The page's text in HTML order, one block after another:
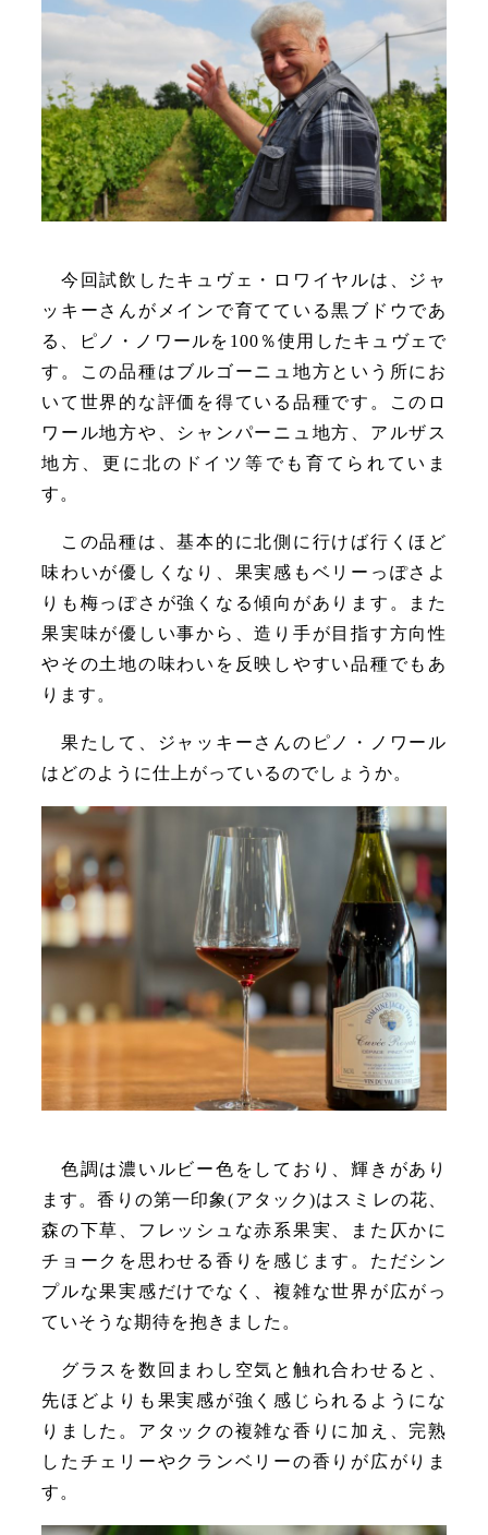
今回試飲したキュヴェ・ロワイヤルは、ジャ
ッキーさんがメインで育てている黒ブドウであ
る、ピノ・ノワールを100％使用したキュヴェで
す。この品種はブルゴーニュ地方という所にお
いて世界的な評価を得ている品種です。このロ
ワール地方や、シャンパーニュ地方、アルザス
地方、更に北のドイツ等でも育てられていま
す。
この品種は、基本的に北側に行けば行くほど
味わいが優しくなり、果実感もベリーっぽさよ
りも梅っぽさが強くなる傾向があります。また
果実味が優しい事から、造り手が目指す方向性
やその土地の味わいを反映しやすい品種でもあ
ります。
果たして、ジャッキーさんのピノ・ノワール
はどのように仕上がっているのでしょうか。
色調は濃いルビー色をしており、輝きがあり
ます。香りの第一印象(アタック)はスミレの花、
森の下草、フレッシュな赤系果実、また仄かに
チョークを思わせる香りを感じます。ただシン
プルな果実感だけでなく、複雑な世界が広がっ
ていそうな期待を抱きました。
グラスを数回まわし空気と触れ合わせると、
先ほどよりも果実感が強く感じられるようにな
りました。アタックの複雑な香りに加え、完熟
したチェリーやクランベリーの香りが広がりま
す。